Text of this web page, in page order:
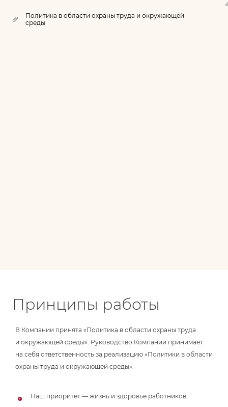
Политика в области охраны труда и окружающей
среды
Принципы работы
В Компании принята «Политика в области охраны труда
и окружающей среды». Руководство Компании принимает
на себя ответственность за реализацию «Политики в области
охраны труда и окружающей среды».
Наш приоритет — жизнь и здоровье работников.